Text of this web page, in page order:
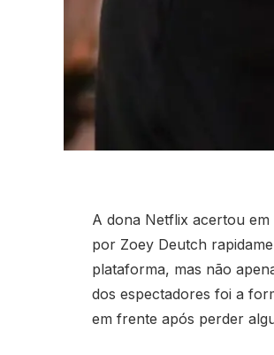
A dona Netflix acertou em
por Zoey Deutch
plataforma, mas não
dos espectadores foi a
em frente após perder